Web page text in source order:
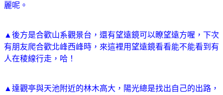
麗呢。
▲後方是合歡山系觀景台，還有望遠鏡可以瞭望遠方喔，下次
有朋友爬合歡北峰西峰時，來這裡用望遠鏡看看能不能看到有
人在稜線行走，哈！
▲達觀亭與天池附近的林木高大，陽光總是找出自己的出路，